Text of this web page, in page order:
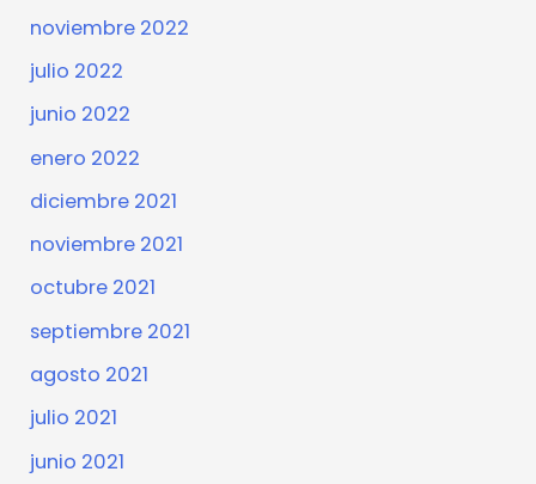
noviembre 2022
julio 2022
junio 2022
enero 2022
diciembre 2021
noviembre 2021
octubre 2021
septiembre 2021
agosto 2021
julio 2021
junio 2021